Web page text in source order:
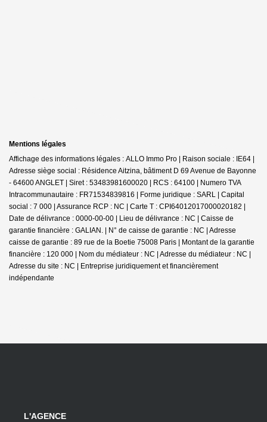
Mentions légales
Affichage des informations légales : ALLO Immo Pro | Raison sociale : IE64 |
Adresse siège social : Résidence Aitzina, bâtiment D 69 Avenue de Bayonne
- 64600 ANGLET | Siret : 53483981600020 | RCS : 64100 | Numero TVA
Intracommunautaire : FR71534839816 | Forme juridique : SARL | Capital
social : 7 000 | Assurance RCP : NC | Carte T : CPI64012017000020182 |
Date de délivrance : 0000-00-00 | Lieu de délivrance : NC | Caisse de
garantie financière : GALIAN. | N° de caisse de garantie : NC | Adresse
caisse de garantie : 89 rue de la Boetie 75008 Paris | Montant de la garantie
financière : 120 000 | Nom du médiateur : NC | Adresse du médiateur : NC |
Adresse du site : NC |
Entreprise juridiquement et financièrement
indépendante
L'AGENCE